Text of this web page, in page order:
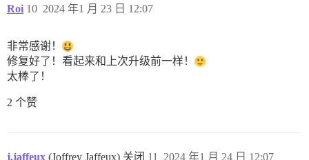
Roi 2024 年1 月 23 日 12:07
10
非常感谢！
修复好了！看起来和上次升级前一样！
太棒了！
2 个赞
j.jaffeux (Joffrey Jaffeux) 关闭 2024 年1 月 24 日 12:07
11